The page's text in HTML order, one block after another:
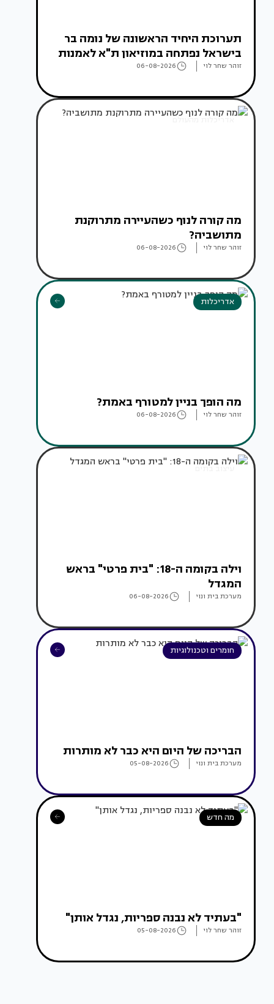
תערוכת היחיד הראשונה של נומה בר
בישראל נפתחה במוזיאון ת"א לאמנות
זוהר שחר לוי 06-08-2026
אדריכלות מהעולם
מה קורה לנוף כשהעיירה מתרוקנת
מתושביה?
זוהר שחר לוי 06-08-2026
אדריכלות
מה הופך בניין למטורף באמת?
זוהר שחר לוי 06-08-2026
עיצוב בתים
וילה בקומה ה-18: "בית פרטי" בראש
המגדל
מערכת בית ונוי 06-08-2026
חומרים וטכנולוגיות
הבריכה של היום היא כבר לא מותרות
מערכת בית ונוי 05-08-2026
מה חדש
"בעתיד לא נבנה ספריות, נגדל אותן"
זוהר שחר לוי 05-08-2026